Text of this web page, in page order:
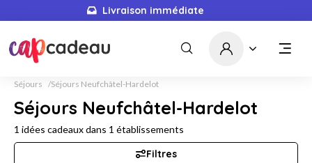
Livraison immédiate
Séjours Séjours Neufchâtel-Hardelot
Séjours Neufchâtel-Hardelot
1 idées cadeaux dans 1 établissements
Filtres